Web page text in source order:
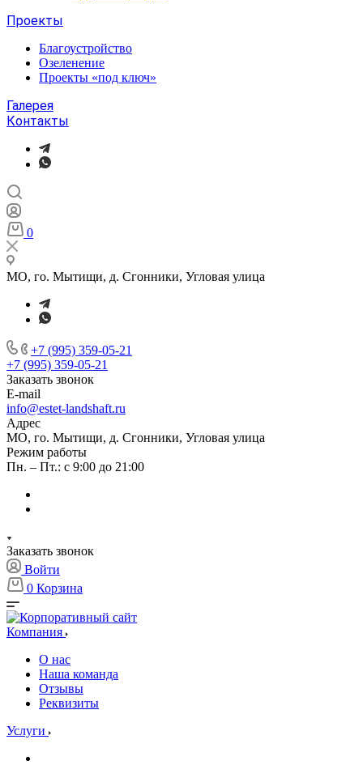
Проекты
Благоустройство
Озеленение
Проекты «под ключ»
Галерея
Контакты
0
МО, го. Мытищи, д. Сгонники, Угловая улица
+7 (995) 359-05-21
+7 (995) 359-05-21
Заказать звонок
E-mail
info@estet-landshaft.ru
Адрес
МО, го. Мытищи, д. Сгонники, Угловая улица
Режим работы
Пн. – Пт.: с 9:00 до 21:00
Заказать звонок
Войти
0 Корзина
Компания
О нас
Наша команда
Отзывы
Реквизиты
Услуги